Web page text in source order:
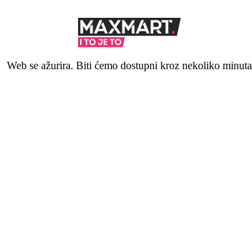
Web se ažurira. Biti ćemo dostupni kroz nekoliko minuta